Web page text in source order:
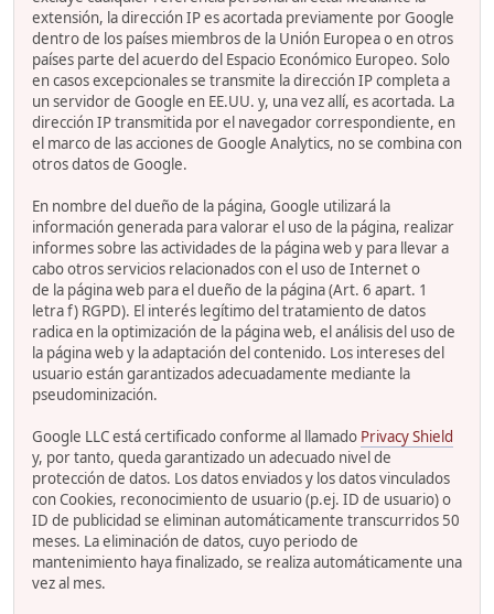
extensión, la dirección IP es acortada previamente por Google
dentro de los países miembros de la Unión Europea o en otros
países parte del acuerdo del Espacio Económico Europeo. Solo
en casos excepcionales se transmite la dirección IP completa a
un servidor de Google en EE.UU. y, una vez allí, es acortada. La
dirección IP transmitida por el navegador correspondiente, en
el marco de las acciones de Google Analytics, no se combina con
otros datos de Google.
En nombre del dueño de la página, Google utilizará la
información generada para valorar el uso de la página, realizar
informes sobre las actividades de la página web y para llevar a
cabo otros servicios relacionados con el uso de Internet o
de la página web para el dueño de la página (Art. 6 apart. 1
letra f) RGPD). El interés legítimo del tratamiento de datos
radica en la optimización de la página web, el análisis del uso de
la página web y la adaptación del contenido. Los intereses del
usuario están garantizados adecuadamente mediante la
pseudominización.
Google LLC está certificado conforme al llamado Privacy Shield
y, por tanto, queda garantizado un adecuado nivel de
protección de datos. Los datos enviados y los datos vinculados
con Cookies, reconocimiento de usuario (p.ej. ID de usuario) o
ID de publicidad se eliminan automáticamente transcurridos 50
meses. La eliminación de datos, cuyo periodo de
mantenimiento haya finalizado, se realiza automáticamente una
vez al mes.